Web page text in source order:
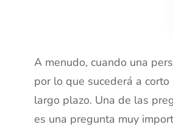
A menudo, cuando una
por lo que sucederá a
largo plazo. Una de las
es una pregunta muy